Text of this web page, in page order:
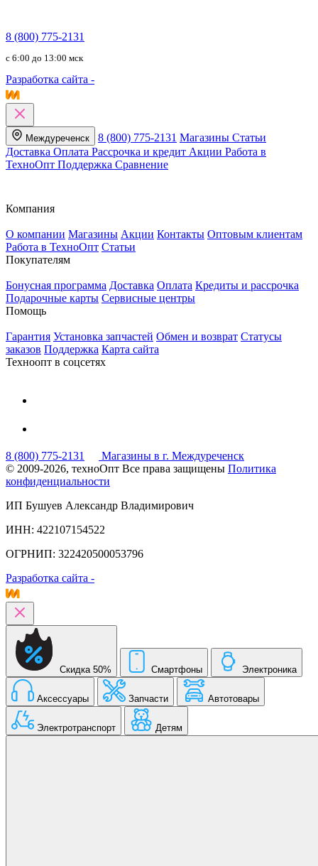
8 (800) 775-2131
c 6:00 до 13:00 мск
Разработка сайта -
Междуреченск 8 (800) 775-2131 Магазины Статьи
Доставка Оплата Рассрочка и кредит Акции Работа в
ТехноОпт Поддержка Сравнение
Компания
О компании Магазины Акции Контакты Оптовым клиентам
Работа в ТехноОпт Статьи
Покупателям
Бонусная программа Доставка Оплата Кредиты и рассрочка
Подарочные карты Сервисные центры
Помощь
Гарантия Установка запчастей Обмен и возврат Статусы
заказов Поддержка Карта сайта
Техноопт в соцсетях
8 (800) 775-2131
Магазины в г. Междуреченск
© 2009-2026, техноОпт Все права защищены Политика
конфиденциальности
ИП Бушуев Александр Владимирович
ИНН: 422107154522
ОГРНИП: 322420500053796
Разработка сайта -
Скидка 50% Смартфоны Электроника
Аксессуары Запчасти Автотовары
Электротранспорт Детям